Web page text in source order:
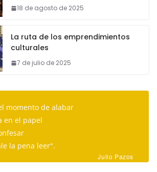
18 de agosto de 2025
La ruta de los emprendimientos
culturales
7 de julio de 2025
momento de alabar
en el papel
la pena leer".
Julio Pazos